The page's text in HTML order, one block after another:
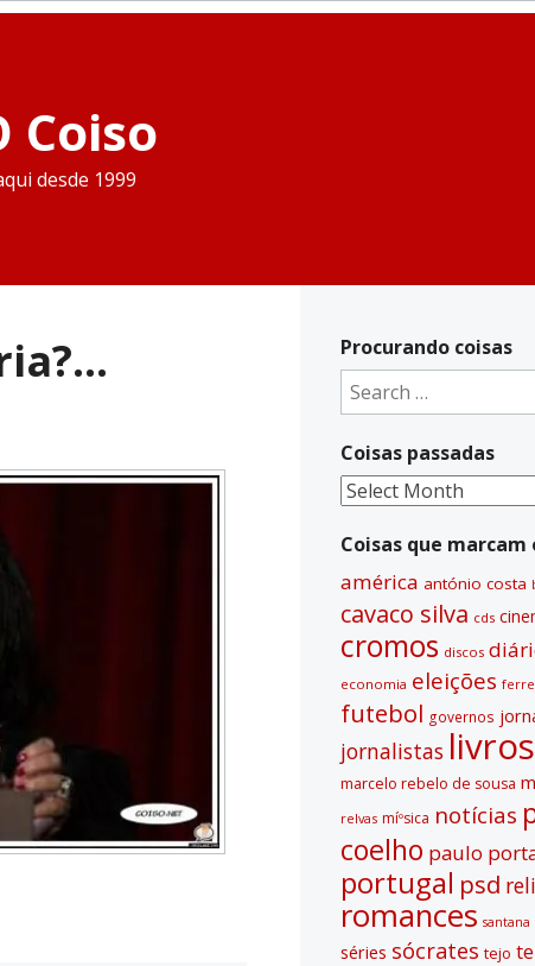
Coiso
desde 1999
Procurando coisas
Search
for:
Coisas passadas
Coisas
Coisas que marcam
américa antónio costa
cavaco silva cds
cromos discos
economia eleições
futebol governos
jornalistas livros
marcelo rebelo de sousa
relvas míºsica notí­cias
coelho paulo
portugal psd
romances santana
séries sócrates tejo